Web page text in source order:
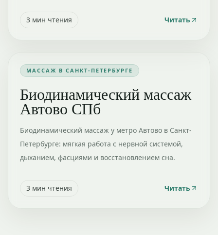
3 мин чтения Читать
МАССАЖ В САНКТ-ПЕТЕРБУРГЕ
Биодинамический массаж
Автово СПб
Биодинамический массаж у метро Автово в Санкт-
Петербурге: мягкая работа с нервной системой,
дыханием, фасциями и восстановлением сна.
3 мин чтения Читать